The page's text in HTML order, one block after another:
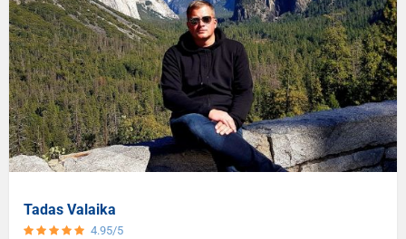
Tadas Valaika
4.95/5